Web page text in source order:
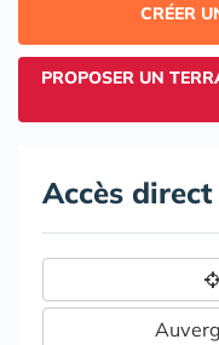
CRÉER
PROPOSER UN
Accès